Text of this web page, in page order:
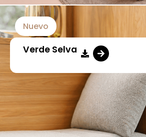
Nuevo
Verde Selva​